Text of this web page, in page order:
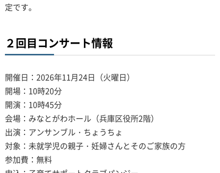
定です。
２回目コンサート情報
開催日：2026年11月24日（火曜日）
開場：10時20分
開演：10時45分
会場：みなとがわホール（兵庫区役所2階）
出演：アンサンブル・ちょうちょ
対象：未就学児の親子・妊婦さんとそのご家族の方
参加費：無料